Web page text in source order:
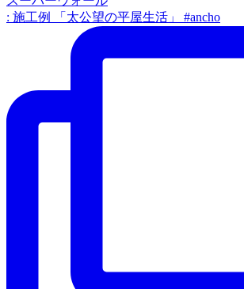
: 施工例 「太公望の平屋生活」 #ancho